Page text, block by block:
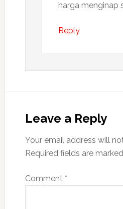
harga menginap
Reply
Leave a Reply
Your email address will
Required fields are marked
Comment *